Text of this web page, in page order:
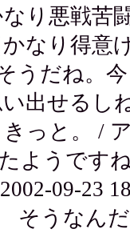
り悪戦苦
なり得意
だね。今
出せるし
っと。 /
ようです
09-23
うなんだ